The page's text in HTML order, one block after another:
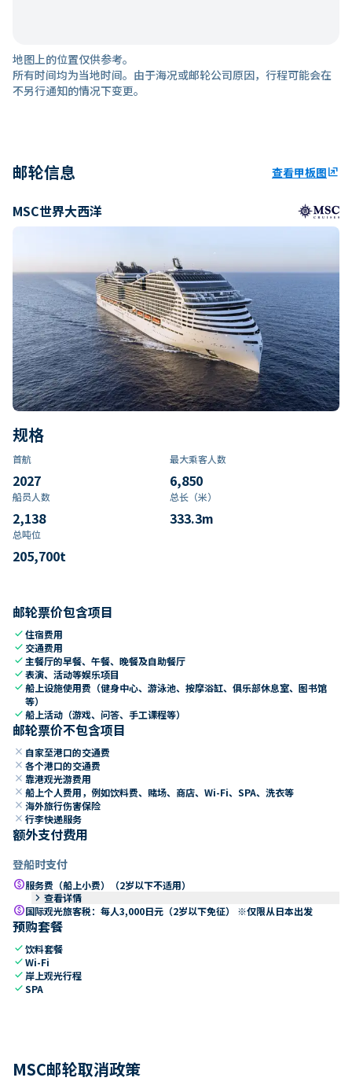
地图上的位置仅供参考。
所有时间均为当地时间。由于海况或邮轮公司原因，行程可能会在
不另行通知的情况下变更。
邮轮信息 查看甲板图ungroup
MSC世界大西洋
规格
首航
2027
最大乘客人数
6,850
船员人数
2,138
总长（米）
333.3m
总吨位
205,700t
邮轮票价包含项目
check住宿费用
check 交通费用
check 主餐厅的早餐、午餐、晚餐及自助餐厅
check表演、活动等娱乐项目
check船上设施使用费（健身中心、游泳池、按摩浴缸、俱乐部休息室、图书馆
等）
check船上活动（游戏、问答、手工课程等）
邮轮票价不包含项目
close 自家至港口的交通费
close 各个港口的交通费
close 靠港观光游费用
close 船上个人费用，例如饮料费、赌场、商店、Wi-Fi、SPA、洗衣等
close 海外旅行伤害保险
close 行李快递服务
额外支付费用
登船时支付
paid服务费（船上小费）（2岁以下不适用）
keyboard_arrow_right 查看详情
paid国际观光旅客税：每人3,000日元（2岁以下免征） ※仅限从日本出发
预购套餐
check饮料套餐
checkWi-Fi
check 岸上观光行程
checkSPA
MSC邮轮取消政策